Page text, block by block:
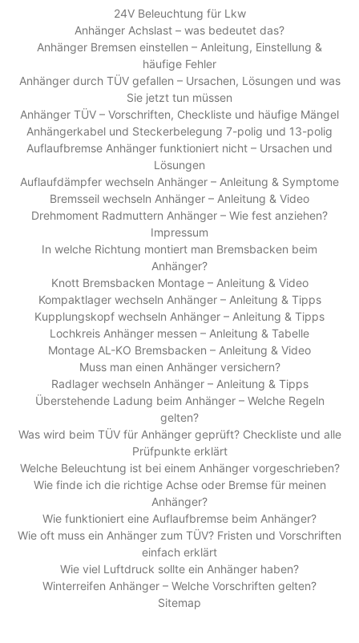
24V Beleuchtung für Lkw
Anhänger Achslast – was bedeutet das?
Anhänger Bremsen einstellen – Anleitung, Einstellung &
häufige Fehler
Anhänger durch TÜV gefallen – Ursachen, Lösungen und was
Sie jetzt tun müssen
Anhänger TÜV – Vorschriften, Checkliste und häufige Mängel
Anhängerkabel und Steckerbelegung 7-polig und 13-polig
Auflaufbremse Anhänger funktioniert nicht – Ursachen und
Lösungen
Auflaufdämpfer wechseln Anhänger – Anleitung & Symptome
Bremsseil wechseln Anhänger – Anleitung & Video
Drehmoment Radmuttern Anhänger – Wie fest anziehen?
Impressum
In welche Richtung montiert man Bremsbacken beim
Anhänger?
Knott Bremsbacken Montage – Anleitung & Video
Kompaktlager wechseln Anhänger – Anleitung & Tipps
Kupplungskopf wechseln Anhänger – Anleitung & Tipps
Lochkreis Anhänger messen – Anleitung & Tabelle
Montage AL-KO Bremsbacken – Anleitung & Video
Muss man einen Anhänger versichern?
Radlager wechseln Anhänger – Anleitung & Tipps
Überstehende Ladung beim Anhänger – Welche Regeln
gelten?
Was wird beim TÜV für Anhänger geprüft? Checkliste und alle
Prüfpunkte erklärt
Welche Beleuchtung ist bei einem Anhänger vorgeschrieben?
Wie finde ich die richtige Achse oder Bremse für meinen
Anhänger?
Wie funktioniert eine Auflaufbremse beim Anhänger?
Wie oft muss ein Anhänger zum TÜV? Fristen und Vorschriften
einfach erklärt
Wie viel Luftdruck sollte ein Anhänger haben?
Winterreifen Anhänger – Welche Vorschriften gelten?
Sitemap